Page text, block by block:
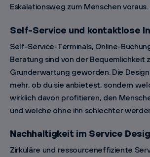
Eskalationsweg zum Menschen voraus.
Self-Service und kontaktlose
Self-Service-Terminals, Online-
Beratung sind von der Bequemlichkeit
Grunderwartung geworden. Die
mehr, ob du sie anbietest, sondern
wirklich davon profitieren, den
und welche ohne ihn schlechter
Nachhaltigkeit im Service
Zirkuläre und ressourceneffiziente